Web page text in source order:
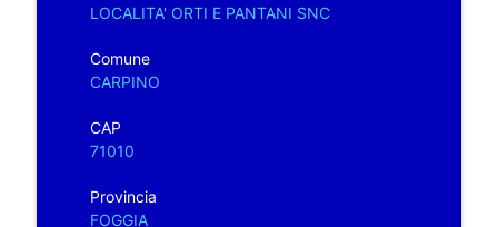
LOCALITA' ORTI E PANTANI SNC
Comune
CARPINO
CAP
71010
Provincia
FOGGIA